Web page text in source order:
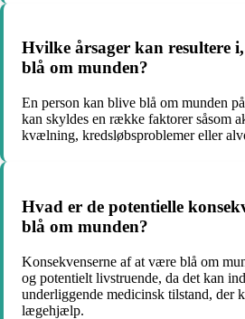
Hvilke årsager kan resultere
blå om munden?
En person kan blive blå om munden
kan skyldes en række faktorer såsom
kvælning, kredsløbsproblemer eller
Hvad er de potentielle
blå om munden?
Konsekvenserne af at være blå om
og potentielt livstruende, da det kan
underliggende medicinsk tilstand, der
lægehjælp.